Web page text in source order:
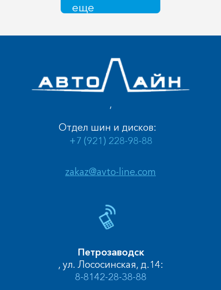
еще
,
zakaz@avto-line.com
Отдел шин и дисков:
+7 (921) 228-98-88
Петрозаводск
, ул. Лососинская, д.14:
8-8142-28-38-88